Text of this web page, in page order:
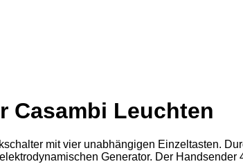
Casambi Leuchten
mit vier unabhängigen Einzeltasten.
Generator. Der Handsender